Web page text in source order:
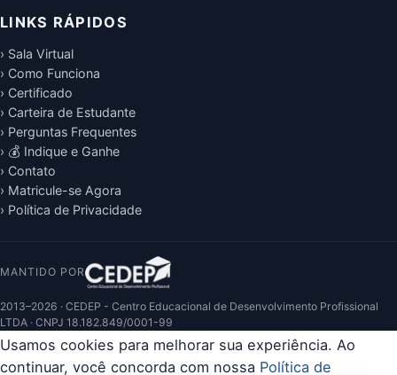
LINKS RÁPIDOS
› Sala Virtual
› Como Funciona
› Certificado
› Carteira de Estudante
› Perguntas Frequentes
› 💰 Indique e Ganhe
› Contato
› Matricule-se Agora
› Política de Privacidade
MANTIDO POR
2013–2026 · CEDEP - Centro Educacional de Desenvolvimento Profissional
LTDA · CNPJ 18.182.849/0001-99
Usamos cookies para melhorar sua experiência. Ao
continuar, você concorda com nossa Política de